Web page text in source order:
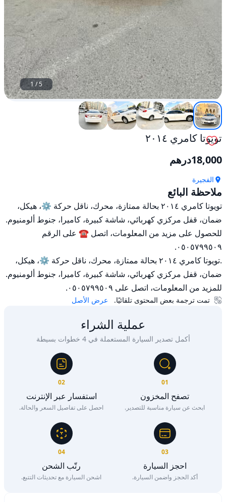
1/5
تويوتا كامري ٢٠١٤
18,000درهم
الفجيرة
ملاحظة البائع
للمزيد من المعلومات، اتصل على ٠٥٠٥٧٩٩٥٠٩.
عرض الأصل تمت ترجمة بعض المحتوى تلقائيًا.
عملية الشراء
أكمل تصدير السيارة المستعملة في 4 خطوات بسيطة
01
تصفح المخزون
ابحث عن سيارة مناسبة للتصدير.
02
استفسار عبر الإنترنت
احصل على تفاصيل السعر والحالة.
03
احجز السيارة
أكد الحجز واضمن السيارة.
04
رتّب الشحن
اشحن السيارة مع تحديثات التتبع.